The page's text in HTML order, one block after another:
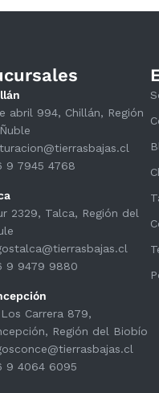
abril 994, Chillán, Región
9 7945 4768
2329, Talca, Región del
9 9479 9880
Los Carrera 879,
Región del Biobío
9 4064 6095